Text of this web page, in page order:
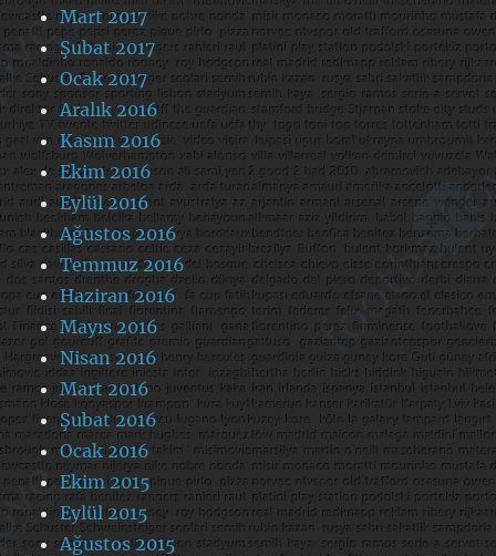
Mart 2017
Şubat 2017
Ocak 2017
Aralık 2016
Kasım 2016
Ekim 2016
Eylül 2016
Ağustos 2016
Temmuz 2016
Haziran 2016
Mayıs 2016
Nisan 2016
Mart 2016
Şubat 2016
Ocak 2016
Ekim 2015
Eylül 2015
Ağustos 2015